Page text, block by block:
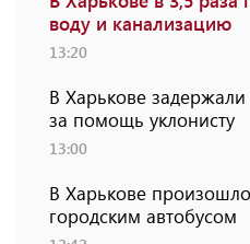
воду и канализацию
13:20
В Харькове
за помощь уклонисту
13:00
В Харькове
городским автобусом